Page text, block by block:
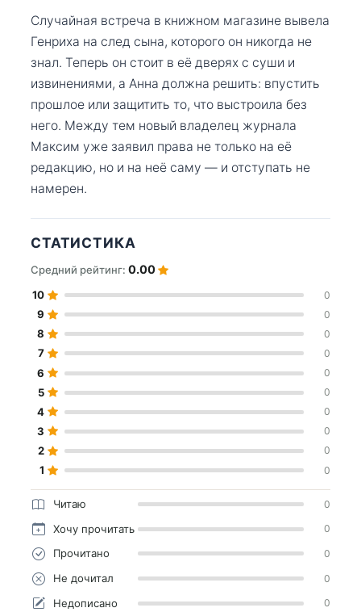
Случайная встреча в книжном магазине вывела
Генриха на след сына, которого он никогда не
знал. Теперь он стоит в её дверях с суши и
извинениями, а Анна должна решить: впустить
прошлое или защитить то, что выстроила без
него. Между тем новый владелец журнала
Максим уже заявил права не только на её
редакцию, но и на неё саму — и отступать не
намерен.
СТАТИСТИКА
Средний рейтинг: 0.00
10 0
9 0
8 0
7 0
6 0
5 0
4 0
3 0
2 0
1 0
Читаю 0
Хочу прочитать 0
Прочитано 0
Не дочитал 0
Недописано 0